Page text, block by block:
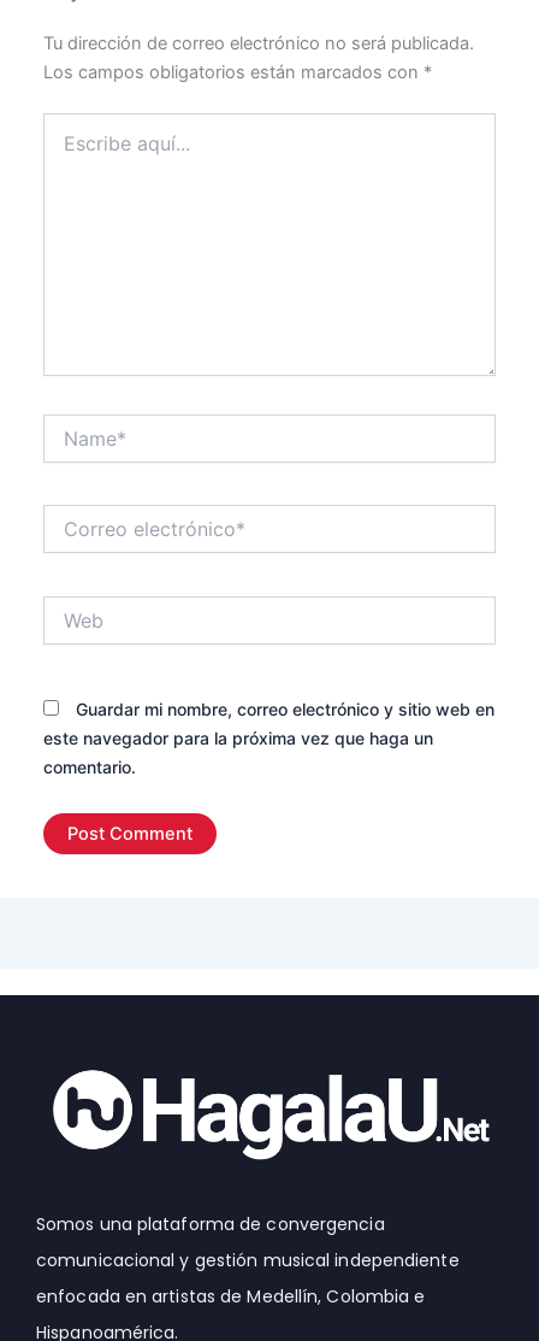
Tu dirección de correo electrónico no será publicada.
Los campos obligatorios están marcados con *
aquí...
electrónico*
Guardar mi nombre, correo electrónico y sitio web en
este navegador para la próxima vez que haga un
comentario.
Somos una plataforma de convergencia
comunicacional y gestión musical independiente
enfocada en artistas de Medellín, Colombia e
Hispanoamérica.